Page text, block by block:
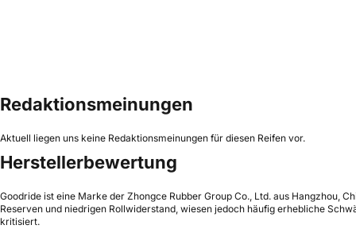
Redaktionsmeinungen
Aktuell liegen uns keine Redaktionsmeinungen für diesen Reifen vor.
Herstellerbewertung
Goodride ist eine Marke der Zhongce Rubber Group Co., Ltd. aus Hangzhou,
Reserven und niedrigen Rollwiderstand, wiesen jedoch häufig erhebliche
kritisiert.